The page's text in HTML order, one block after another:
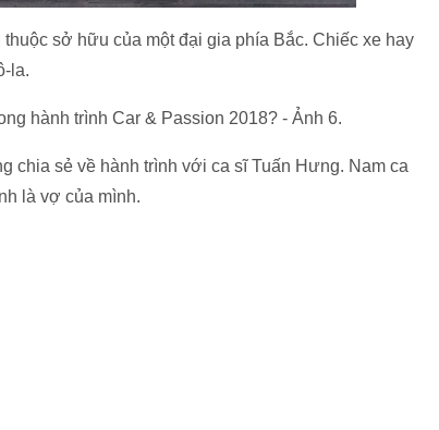
sở hữu của một đại gia phía Bắc. Chiếc xe hay
la.
chia sẻ về hành trình với ca sĩ Tuấn Hưng. Nam ca
là vợ của mình.